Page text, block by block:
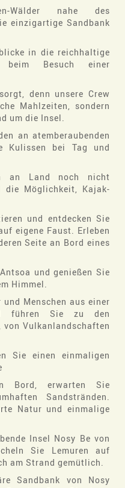
Wälder nahe des
einzigartige Sandbank
in die reichhaltige
beim Besuch einer
denn unsere Crew
Mahlzeiten, sondern
um die Insel.
an atemberaubenden
Kulissen bei Tag und
an Land noch nicht
die Möglichkeit, Kajak-
und entdecken Sie
eigene Faust. Erleben
Seite an Bord eines
und genießen Sie
Himmel.
Menschen aus einer
führen Sie zu den
Vulkanlandschaften
Sie einen einmaligen
Bord, erwarten Sie
Sandstränden.
Natur und einmalige
Insel Nosy Be von
Sie Lemuren auf
am Strand gemütlich.
Sandbank von Nosy